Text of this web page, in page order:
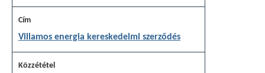
Villamos energia kereskedelmi szerződés